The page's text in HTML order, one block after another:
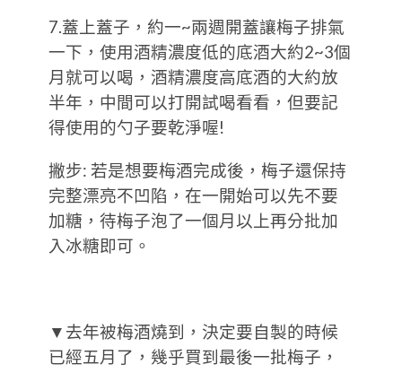
7.蓋上蓋子，約一~兩週開蓋讓梅子排氣
一下，使用酒精濃度低的底酒大約2~3個
月就可以喝，酒精濃度高底酒的大約放
半年，中間可以打開試喝看看，但要記
得使用的勺子要乾淨喔!
撇步: 若是想要梅酒完成後，梅子還保持
完整漂亮不凹陷，在一開始可以先不要
加糖，待梅子泡了一個月以上再分批加
入冰糖即可。
▼去年被梅酒燒到，決定要自製的時候
已經五月了，幾乎買到最後一批梅子，